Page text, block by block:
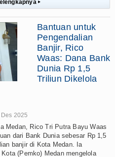
▸
Bantuan untuk
Pengendalian
Banjir, Rico
Waas: Dana Bank
Dunia Rp 1,5
Triliun Dikelola
2025
Medan, Rico Tri Putra Bayu Waas
dari Bank Dunia sebesar Rp 1,5
banjir di Kota Medan. Ia
(Pemko) Medan mengelola